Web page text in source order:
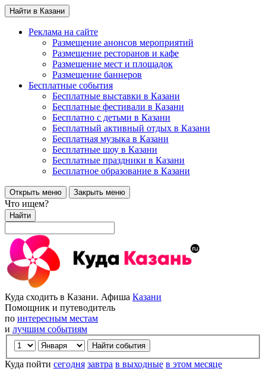
Найти в Казани
Реклама на сайте
Размещение анонсов мероприятий
Размещение ресторанов и кафе
Размещение мест и площадок
Размещение баннеров
Бесплатные события
Бесплатные выставки в Казани
Бесплатные фестивали в Казани
Бесплатно с детьми в Казани
Бесплатный активный отдых в Казани
Бесплатная музыка в Казани
Бесплатные шоу в Казани
Бесплатные праздники в Казани
Бесплатное образование в Казани
Открыть меню Закрыть меню
Что ищем?
Найти
Куда сходить в Казани. Афиша Казани
Помощник и путеводитель
по интересным местам
и лучшим событиям
Куда пойти сегодня завтра в выходные в этом месяце